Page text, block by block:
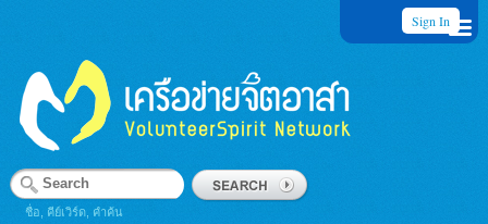
Sign In
ชื่อ, คีย์เวิร์ด, คำค้น